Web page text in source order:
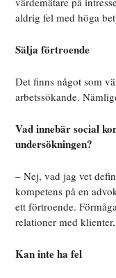
aldrig fel med höga
Sälja förtroende
Det finns något som
arbetssökande.
Vad innebär social
undersökningen?
– Nej, vad jag vet
kompetens på en
ett förtroende.
relationer med
Kan inte ha fel